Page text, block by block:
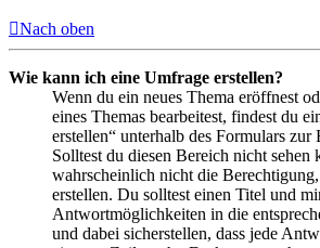
Nach oben
Wie kann ich eine Umfrage erstellen?
Wenn du ein neues Thema eröffnest
eines Themas bearbeitest, findest du
erstellen“ unterhalb des Formulars zur
Solltest du diesen Bereich nicht sehen
wahrscheinlich nicht die
erstellen. Du solltest einen Titel und
Antwortmöglichkeiten in die
und dabei sicherstellen, dass jede